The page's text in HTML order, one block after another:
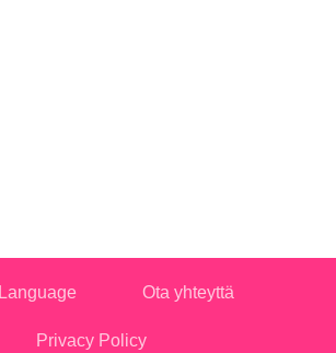
Ota yhteyttä
Privacy Policy